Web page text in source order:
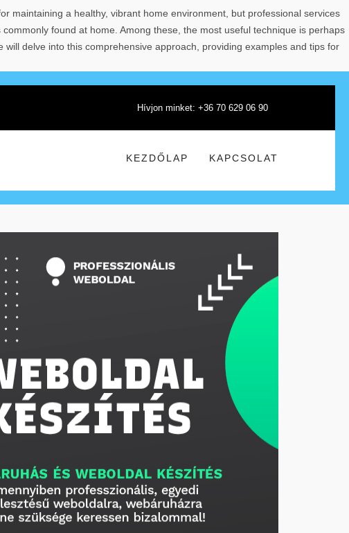
maintaining a healthy, vibrant home environment, but professional services
found at home. Among these, the most useful technique is perhaps
delve into this comprehensive approach, providing examples and tips for
Hívjon minket: +36 70 629 06 90
KEZDŐLAP KAPCSOLAT